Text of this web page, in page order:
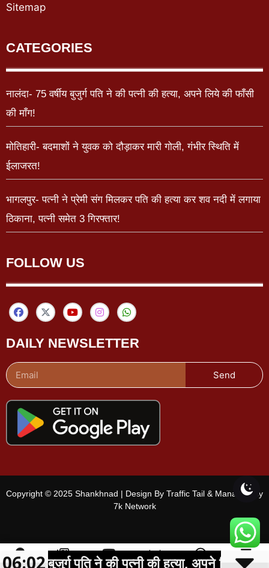
Sitemap
CATEGORIES
नालंदा- 75 वर्षीय बुजुर्ग पति ने की पत्नी की हत्या, अपने लिये की फाँसी
की माँग!
मोतिहारी- बदमाशों ने युवक को दौड़ाकर मारी गोली, गंभीर स्थिति में
ईलाजरत!
भागलपुर- पत्नी ने प्रेमी संग मिलकर पति की हत्या कर शव नदी में लगाया
ठिकाना, पत्नी समेत 3 गिरफ्तार!
FOLLOW US
DAILY NEWSLETTER
Send
Copyright © 2025 Shankhnad | Design By Traffic Tail & Managed By
7k Network
शहर चुनें ई-पेपर वीडियो चैनल Menu
बुजुर्ग पति ने की पत्नी की हत्या, अपने लिये की फाँसी
06:02